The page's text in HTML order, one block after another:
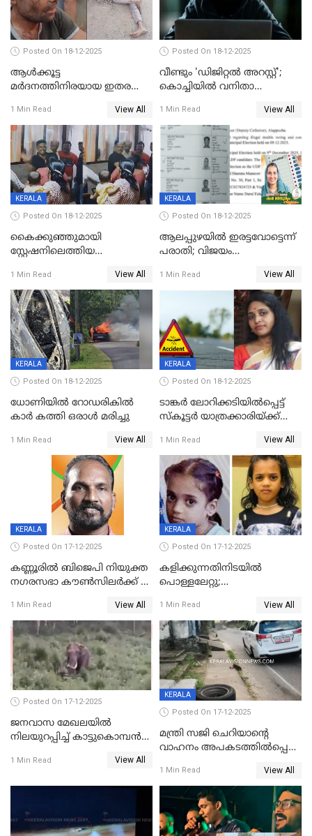
Posted On 18-12-2025
ആൾക്കൂട്ട
മർദനത്തിനിരയായ ഇതര
നടുക്കുന്ന സംഭവം
വാളയാറിൽ
1 Min Read View All
Posted On 18-12-2025
വീണ്ടും 'ഡിജിറ്റല്‍ അറസ്റ്റ്';
കൊച്ചിയില്‍ വനിതാ
കോടി രൂപ
1 Min Read View All
KERALA
Posted On 18-12-2025
കൈക്കുഞ്ഞുമായി
സ്റ്റേഷനിലെത്തിയ
കരണത്തടിച്ചു; CC ടിവി
ദൃശ്യങ്ങൾ പുറത്ത്
1 Min Read View All
KERALA
Posted On 18-12-2025
ആലപ്പുഴയിൽ ഇരട്ടവോട്ടെന്ന്
പരാതി; വിജയം
വാർഡിലെ എൽഡിഎഫ്
സ്ഥാനാർത്ഥി
1 Min Read View All
KERALA
Posted On 18-12-2025
ധോണിയിൽ റോഡരികിൽ
കാർ കത്തി ഒരാൾ മരിച്ചു
1 Min Read View All
KERALA
Posted On 18-12-2025
ടാങ്കർ ലോറിക്കടിയിൽപ്പെട്ട്
സ്കൂട്ടർ യാത്രക്കാരിയ്ക്ക്
കണ്ടോത്ത് ദേശീയ പാതയിൽ
1 Min Read View All
KERALA
Posted On 17-12-2025
കണ്ണൂരിൽ ബിജെപി നിയുക്ത
നഗരസഭാ കൗൺസിലർക്ക് 36
1 Min Read View All
KERALA
Posted On 17-12-2025
കളിക്കുന്നതിനിടയിൽ
പൊള്ളലേറ്റു;
ക്ലാസ് വിദ്യാർത്ഥിനി മരിച്ചു
1 Min Read View All
Posted On 17-12-2025
ജനവാസ മേഖലയില്‍
നിലയുറപ്പിച്ച് കാട്ടുകൊമ്പന്‍
1 Min Read View All
KERALA
Posted On 17-12-2025
മന്ത്രി സജി ചെറിയാന്റെ
വാഹനം അപകടത്തിൽപ്പെട്ടു;
രക്ഷപ്പെട്ടത് തലനാരിടയ്ക്ക്
1 Min Read View All